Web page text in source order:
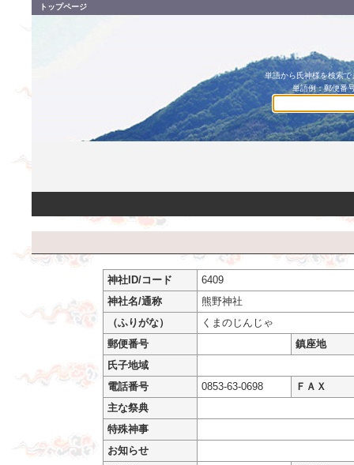
トップページ
単語から氏神様を検索でき
単語例：郵便番
神社ID/コード
6409
神社名/通称
熊野神社
（ふりがな）
くまのじんじゃ
郵便番号
鎮座地
氏子地域
電話番号
0853-63-0698
ＦＡＸ
主な祭典
特殊神事
お知らせ